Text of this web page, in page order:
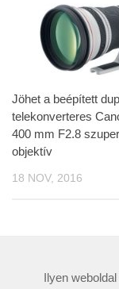
Jöhet a beépített
telekonverteres
400 mm F2.8
objektív
18 NOV, 2016
Ilyen